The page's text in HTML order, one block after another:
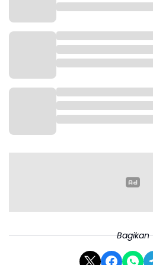
Asep berharap dukungan
tambak dari pemerintah pusat
meningkatkan produktivitas
peluang kerja sehingga
dan kesejahteraan
Muaragembong semakin
Menurut dia Kabupaten
tambak yang cukup besar
tambak aktif saat ini
Bagikan